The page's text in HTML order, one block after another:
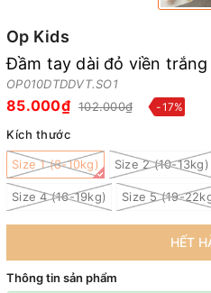
Op Kids
Đầm tay dài đỏ viền trắng
OP010DTDDVT.SO1
85.000₫ 102.000₫ -17%
Kích thước
Size 1 (8-10kg) Size 2 (10-13kg)
Size 4 (16-19kg) Size 5 (19-
HẾT
Thông tin sản phẩm